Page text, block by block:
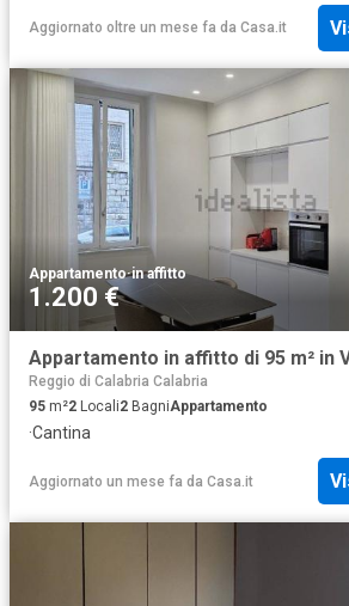
Aggiornato oltre un mese fa da Casa.it
Appartamento·in affitto
1.200 €
Appartamento in affitto di 95 m² in
Reggio di Calabria Calabria
95 m²2 Locali2 BagniAppartamento
·Cantina
Aggiornato un mese fa da Casa.it